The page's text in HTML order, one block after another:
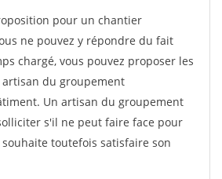
pour un chantier
ne pouvez y répondre du fait
chargé, vous pouvez proposer les
du groupement
Un artisan du groupement
s'il ne peut faire face pour
toutefois satisfaire son